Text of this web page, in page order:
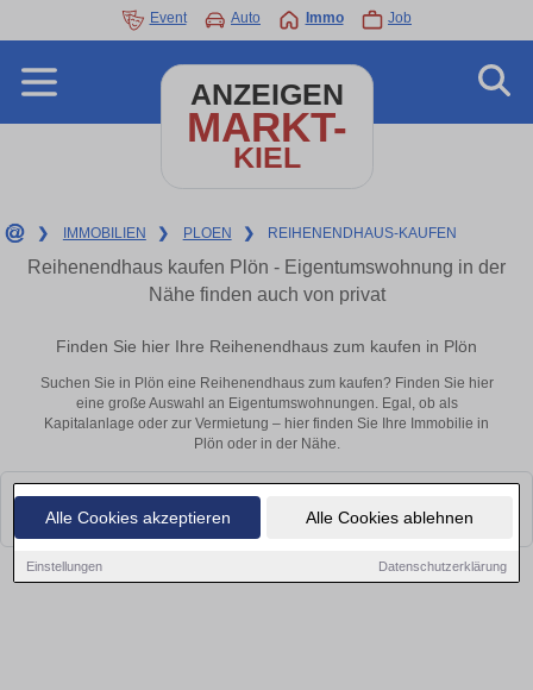
Alle Cookies akzeptieren Alle Cookies ablehnen
Einstellungen Datenschutzerklärung
Event Auto Immo Job
ANZEIGEN
MARKT-
KIEL
❯ IMMOBILIEN ❯ PLOEN ❯ REIHENENDHAUS-KAUFEN
Reihenendhaus kaufen Plön - Eigentumswohnung in der
Nähe finden auch von privat
Finden Sie hier Ihre Reihenendhaus zum kaufen in Plön
Suchen Sie in Plön eine Reihenendhaus zum kaufen? Finden Sie hier
eine große Auswahl an Eigentumswohnungen. Egal, ob als
Kapitalanlage oder zur Vermietung – hier finden Sie Ihre Immobilie in
Plön oder in der Nähe.
Leider konnten wir derzeit keine passenden Objekte finden. Schauen Sie
bald wieder vorbei!